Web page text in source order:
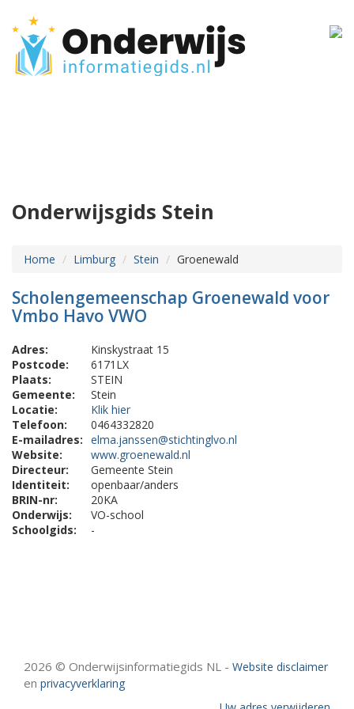
Onderwijsgids Stein
Home Limburg Stein Groenewald
Scholengemeenschap Groenewald voor
Vmbo Havo VWO
Adres:
Kinskystraat 15
Postcode:
6171LX
Plaats:
STEIN
Gemeente:
Stein
Locatie:
Klik hier
Telefoon:
0464332820
E-mailadres: elma.janssen@stichtinglvo.nl
Website:
www.groenewald.nl
Directeur:
Gemeente Stein
Identiteit:
openbaar/anders
BRIN-nr:
20KA
Onderwijs:
VO-school
Schoolgids:
-
2026 © Onderwijsinformatiegids NL - Website disclaimer
en privacyverklaring